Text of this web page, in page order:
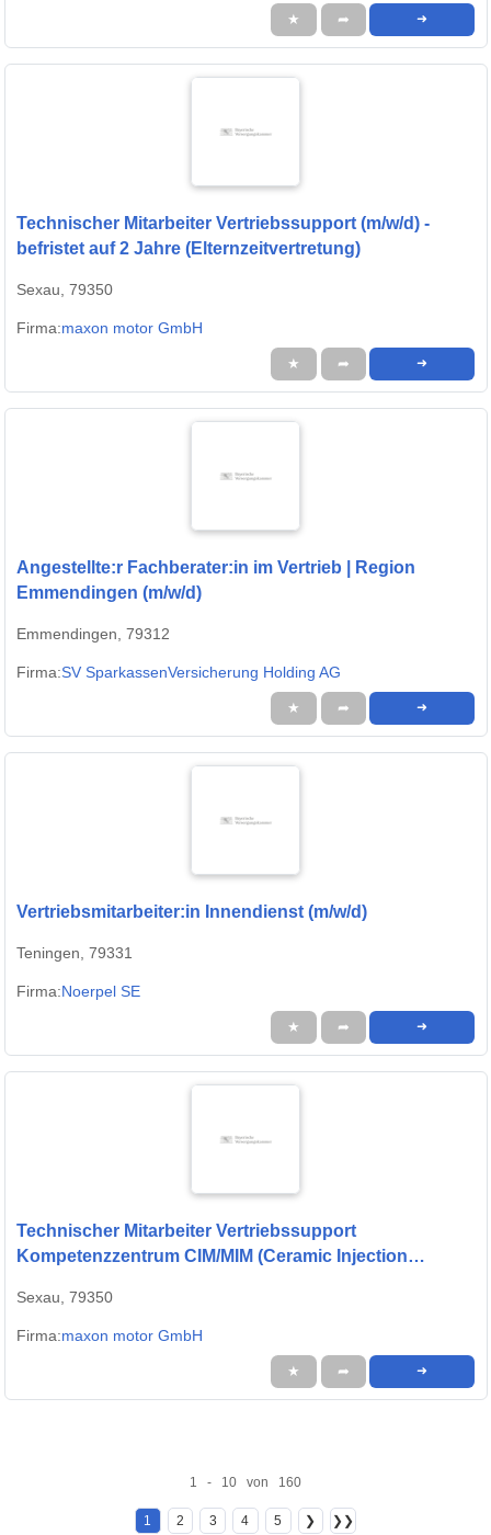
★ ➦ ➜
Technischer Mitarbeiter Vertriebssupport (m/w/d) -
befristet auf 2 Jahre (Elternzeitvertretung)
Sexau, 79350
Firma:maxon motor GmbH
★ ➦ ➜
Angestellte:r Fachberater:in im Vertrieb | Region
Emmendingen (m/w/d)
Emmendingen, 79312
Firma:SV SparkassenVersicherung Holding AG
★ ➦ ➜
Vertriebsmitarbeiter:in Innendienst (m/w/d)
Teningen, 79331
Firma:Noerpel SE
★ ➦ ➜
Technischer Mitarbeiter Vertriebssupport
Kompetenzzentrum CIM/MIM (Ceramic Injection
Sexau, 79350
Firma:maxon motor GmbH
★ ➦ ➜
1 - 10 von 160
1 2 3 4 5 ❯ ❯❯